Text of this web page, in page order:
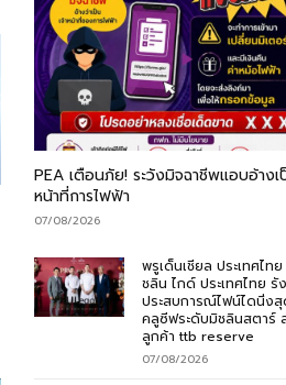
PEA เตือนภัย! ระวังมิจฉาชีพแอบอ้างเ
หน้าที่การไฟฟ้า
07/08/2026
พรูเด็นเชียล ประเทศไท
ชลิน ไกด์ ประเทศไทย รั
ประสบการณ์ไฟน์ไดนิ่ง
คลูซีฟระดับมิชลินสตาร์
ลูกค้า ttb reserve
07/08/2026